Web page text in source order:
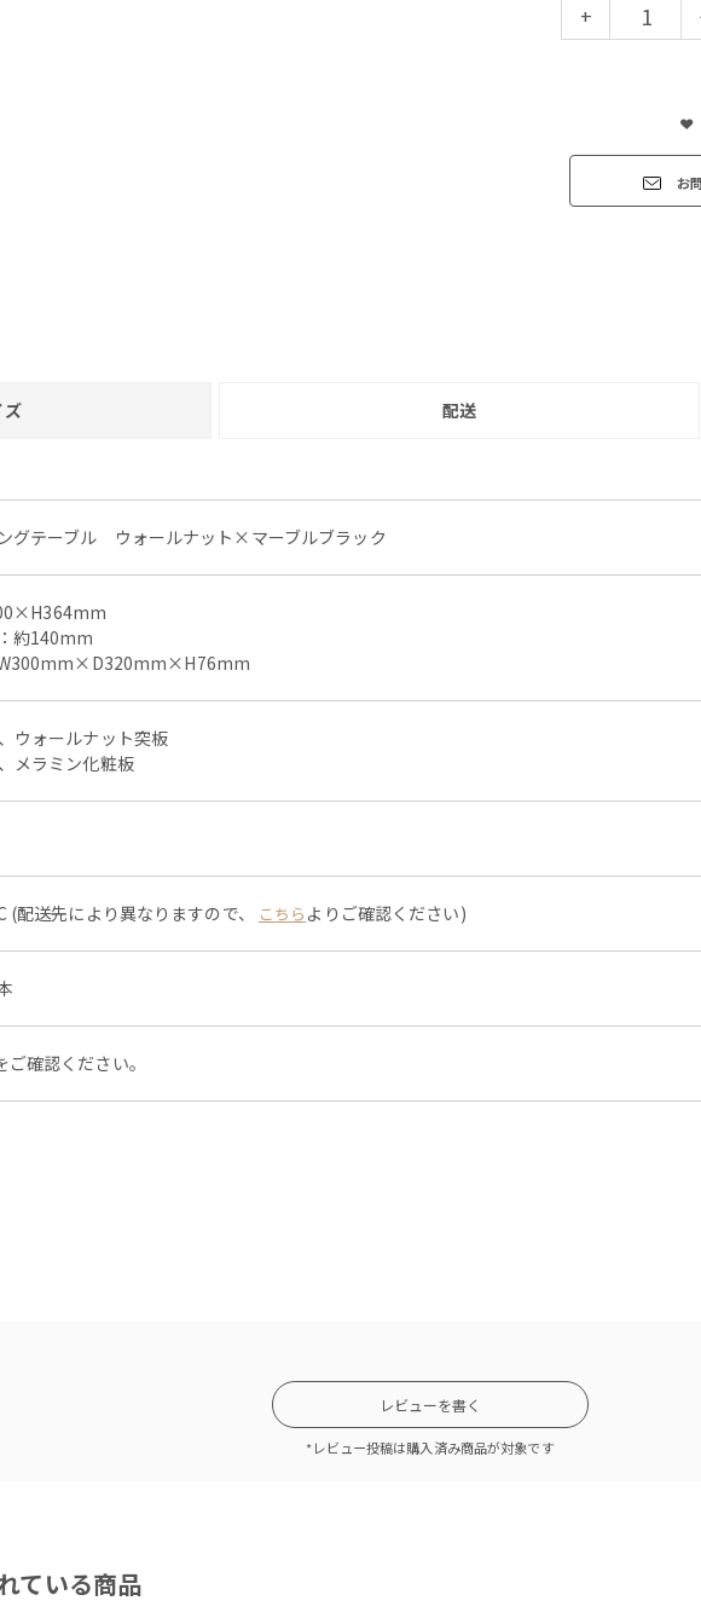
+
お
ズ 配送
グテーブル ウォールナット×マーブルブラック
約140mm
ウォールナット突板
メラミン化粧板
(配送先により異なりますので、 こちら よりご確認ください)
ご確認ください。
レビューを書く
*レビュー投稿は購入済み商品が対象です
ている商品